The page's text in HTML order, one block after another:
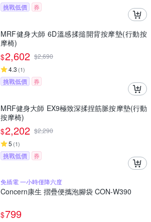
挑戰低價 券
MRF健身大師 6D溫感揉搥開背按摩墊(行動按
摩椅)
$2,602 $2,690
4.3 (1)
挑戰低價 券
MRF健身大師 EX9極致深揉捏筋脈按摩墊(行動
按摩椅)
$2,202 $2,290
5 (1)
挑戰低價 券
免插電 一小時僅降六度
Concern康生 摺疊便攜泡腳袋 CON-W390
$799